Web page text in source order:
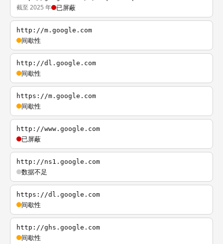
截至 2025 年 已屏蔽
http://m.google.com
间歇性
http://dl.google.com
间歇性
https://m.google.com
间歇性
http://www.google.com
已屏蔽
http://ns1.google.com
数据不足
https://dl.google.com
间歇性
http://ghs.google.com
间歇性